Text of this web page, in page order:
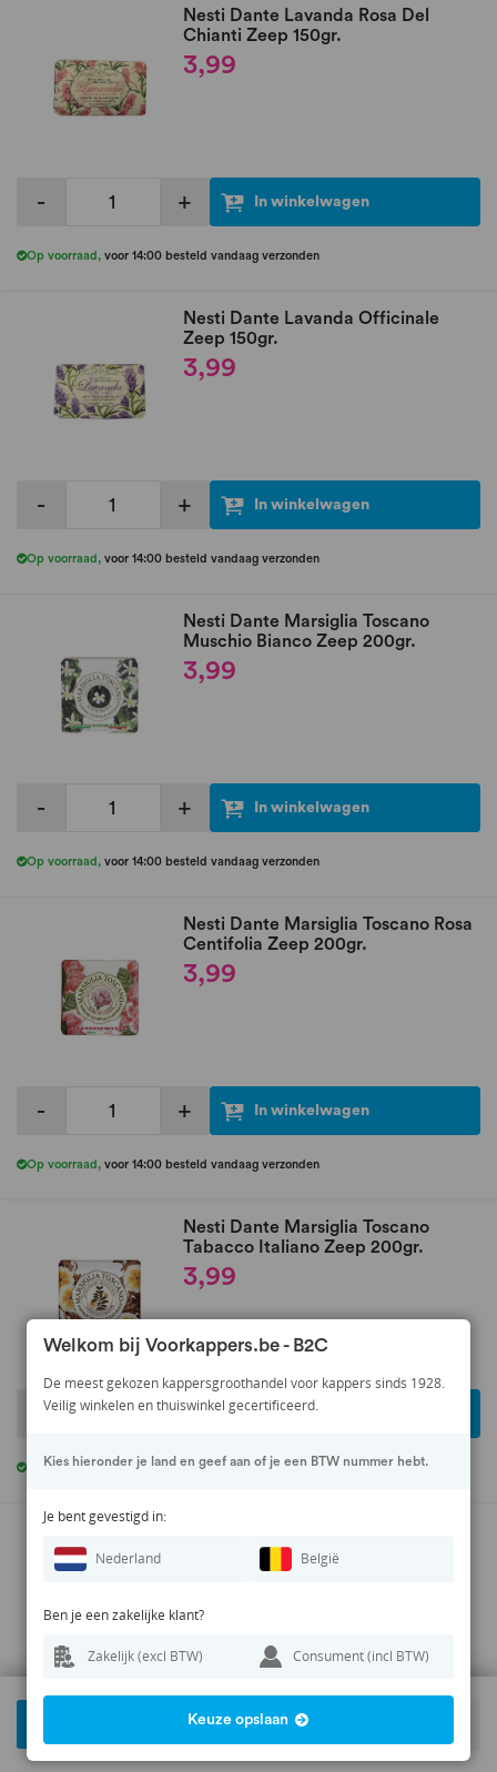
Nesti Dante Lavanda Rosa Del
Chianti Zeep 150gr.
3,99
- + In winkelwagen
Op voorraad , voor 14:00 besteld vandaag verzonden
Nesti Dante Lavanda Officinale
Zeep 150gr.
3,99
- + In winkelwagen
Op voorraad , voor 14:00 besteld vandaag verzonden
Nesti Dante Marsiglia Toscano
Muschio Bianco Zeep 200gr.
3,99
- + In winkelwagen
Op voorraad , voor 14:00 besteld vandaag verzonden
Nesti Dante Marsiglia Toscano Rosa
Centifolia Zeep 200gr.
3,99
- + In winkelwagen
Op voorraad , voor 14:00 besteld vandaag verzonden
Nesti Dante Marsiglia Toscano
Tabacco Italiano Zeep 200gr.
3,99
- + In winkelwagen
Op voorraad,voor 14:00 besteld vandaag verzonden
Raspberry & Nettle Zeep 250gr.
+ In winkelwagen
Welkom bij Voorkappers.be - B2C
De meest gekozen kappersgroothandel voor kappers sinds 1928.
Veilig winkelen en thuiswinkel gecertificeerd.
Kies hieronder je land en geef aan of je een BTW nummer hebt.
Je bent gevestigd in:
Nederland België
Ben je een zakelijke klant?
Zakelijk (excl BTW) Consument (incl BTW)
Keuze opslaan